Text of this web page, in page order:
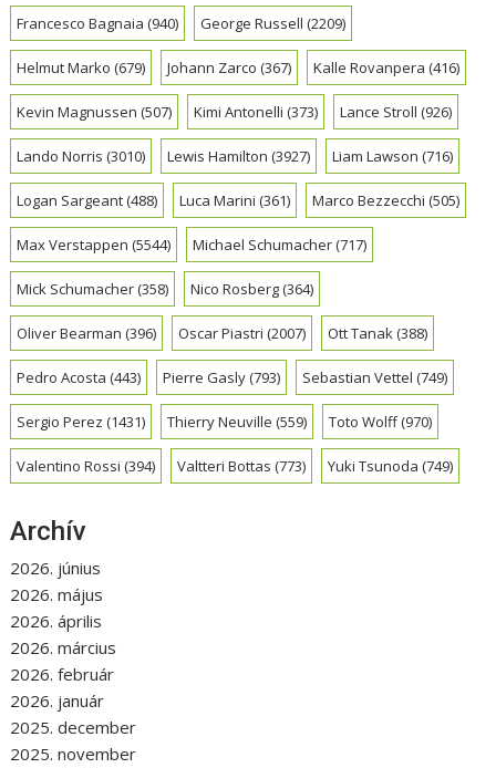
Francesco Bagnaia (940) George Russell (2209)
Helmut Marko (679) Johann Zarco (367) Kalle Rovanpera (416)
Kevin Magnussen (507) Kimi Antonelli (373) Lance Stroll (926)
Lando Norris (3010) Lewis Hamilton (3927) Liam Lawson (716)
Logan Sargeant(488) Luca Marini (361) Marco Bezzecchi (505)
Max Verstappen (5544) Michael Schumacher(717)
Mick Schumacher(358) Nico Rosberg(364)
Oliver Bearman (396) Oscar Piastri (2007) Ott Tanak(388)
Pedro Acosta (443) Pierre Gasly(793) Sebastian Vettel (749)
Sergio Perez (1431) Thierry Neuville (559) Toto Wolff(970)
Valentino Rossi (394) Valtteri Bottas (773) Yuki Tsunoda (749)
Archív
2026. június
2026. május
2026. április
2026. március
2026. február
2026. január
2025. december
2025. november